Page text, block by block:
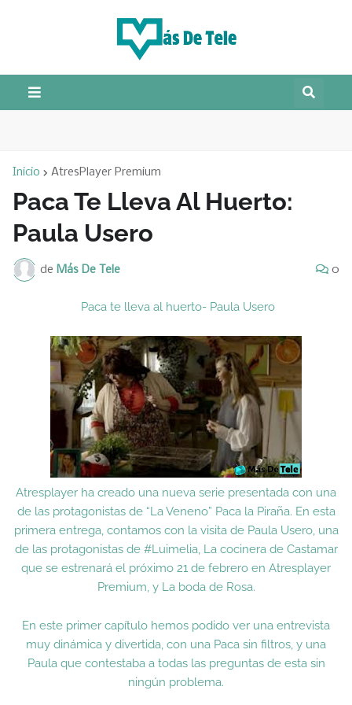
Inicio AtresPlayer Premium
Paca Te Lleva Al Huerto:
Paula Usero
de Más De Tele 0
Paca te lleva al huerto- Paula Usero
Atresplayer ha creado una nueva serie presentada con una
de las protagonistas de “La Veneno” Paca la Piraña. En esta
primera entrega, contamos con la visita de Paula Usero, una
de las protagonistas de #Luimelia, La cocinera de Castamar
que se estrenará el próximo 21 de febrero en Atresplayer
Premium, y La boda de Rosa.
En este primer capítulo hemos podido ver una entrevista
muy dinámica y divertida, con una Paca sin filtros, y una
Paula que contestaba a todas las preguntas de esta sin
ningún problema.